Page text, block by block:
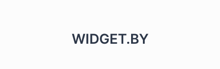
WIDGET.BY